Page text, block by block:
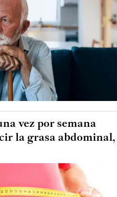
vez por semana
la grasa abdominal,